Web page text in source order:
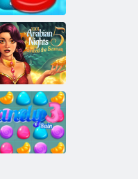
Candy Rain 2
1001 Arabské
noci 5: Sinbad
Seaman